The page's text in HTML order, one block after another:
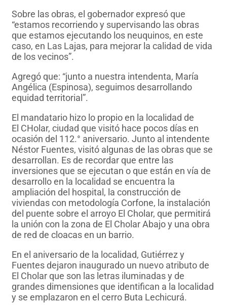
Sobre las obras, el gobernador expresó que
“estamos recorriendo y supervisando las obras
que estamos ejecutando los neuquinos, en este
caso, en Las Lajas, para mejorar la calidad de vida
de los vecinos”.
Agregó que: “junto a nuestra intendenta, María
Angélica (Espinosa), seguimos desarrollando
equidad territorial”.
El mandatario hizo lo propio en la localidad de
El CHolar, ciudad que visitó hace pocos días en
ocasión del 112.° aniversario. Junto al intendente
Néstor Fuentes, visitó algunas de las obras que se
desarrollan. Es de recordar que entre las
inversiones que se ejecutan o que están en vía de
desarrollo en la localidad se encuentra la
ampliación del hospital, la construcción de
viviendas con metodología Corfone, la instalación
del puente sobre el arroyo El Cholar, que permitirá
la unión con la zona de El Cholar Abajo y una obra
de red de cloacas en un barrio.
En el aniversario de la localidad, Gutiérrez y
Fuentes dejaron inaugurado un nuevo atributo de
El Cholar que son las letras iluminadas y de
grandes dimensiones que identifican a la localidad
y se emplazaron en el cerro Buta Lechicurá.